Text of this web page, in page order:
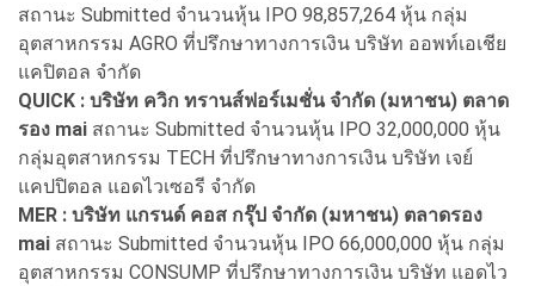
สถานะ Submitted จำนวนหุ้น IPO 98,857,264 หุ้น กลุ่ม
อุตสาหกรรม AGRO ที่ปรึกษาทางการเงิน บริษัท ออพท์เอเชีย
แคปิตอล จำกัด
QUICK : บริษัท ควิก ทรานส์ฟอร์เมชั่น จำกัด (มหาชน) ตลาด
รอง mai สถานะ Submitted จำนวนหุ้น IPO 32,000,000 หุ้น
กลุ่มอุตสาหกรรม TECH ที่ปรึกษาทางการเงิน บริษัท เจย์
แคปปิตอล แอดไวเซอรี จำกัด
MER : บริษัท แกรนด์ คอส กรุ๊ป จำกัด (มหาชน) ตลาดรอง
mai สถานะ Submitted จำนวนหุ้น IPO 66,000,000 หุ้น กลุ่ม
อุตสาหกรรม CONSUMP ที่ปรึกษาทางการเงิน บริษัท แอดไว